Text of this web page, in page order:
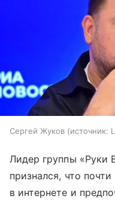
Сергей Жуков источник:
Лидер группы «Руки
признался, что
в интернете и